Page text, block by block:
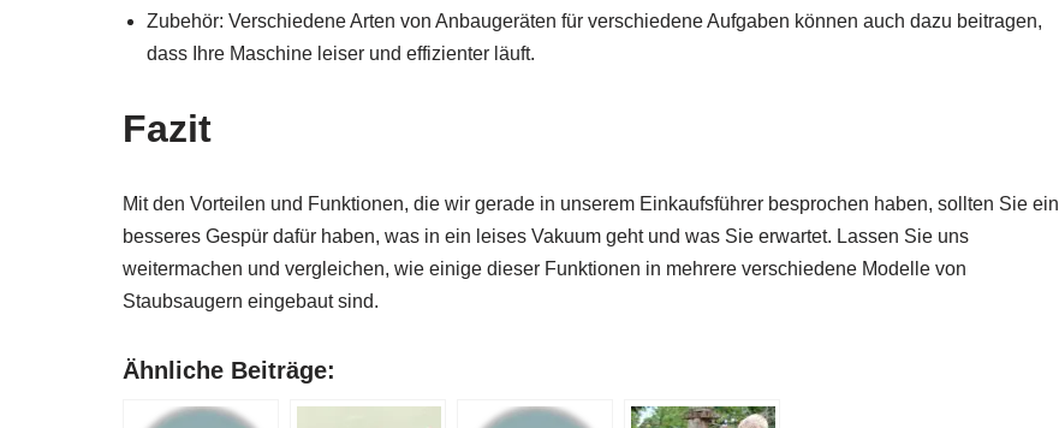
Zubehör: Verschiedene Arten von Anbaugeräten für verschiedene Aufgaben können auch dazu beitragen,
dass Ihre Maschine leiser und effizienter läuft.
Fazit
Mit den Vorteilen und Funktionen, die wir gerade in unserem Einkaufsführer besprochen haben, sollten Sie ein
besseres Gespür dafür haben, was in ein leises Vakuum geht und was Sie erwartet. Lassen Sie uns
weitermachen und vergleichen, wie einige dieser Funktionen in mehrere verschiedene Modelle von
Staubsaugern eingebaut sind.
Ähnliche Beiträge: